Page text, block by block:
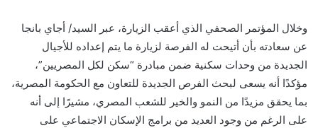
وخلال المؤتمر الصحفي الذي أعقب الزيارة، عبر السيد/ أجاي بانجا
عن سعادته بأن أتيحت له الفرصة لزيارة ما يتم إعداده للأجيال
الجديدة من وحدات سكنية ضمن مبادرة “سكن لكل المصريين”،
مؤكدًا أنه يسعى لبحث الفرص الجديدة للتعاون مع الحكومة المصرية،
بما يحقق مزيدًا من النمو والخير للشعب المصري، مشيرًا إلى أنه
على الرغم من وجود العديد من برامج الإسكان الاجتماعي على